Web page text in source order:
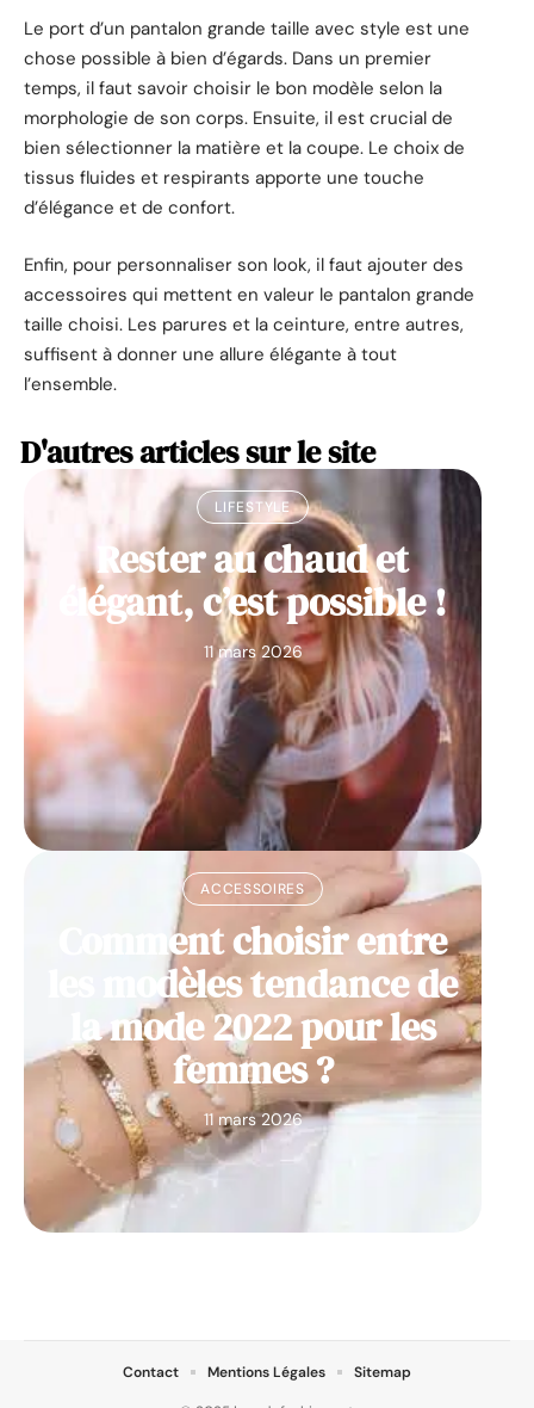
Le port d’un pantalon grande taille avec style est une
chose possible à bien d’égards. Dans un premier
temps, il faut savoir choisir le bon modèle selon la
morphologie de son corps. Ensuite, il est crucial de
bien sélectionner la matière et la coupe. Le choix de
tissus fluides et respirants apporte une touche
d’élégance et de confort.
Enfin, pour personnaliser son look, il faut ajouter des
accessoires qui mettent en valeur le pantalon grande
taille choisi. Les parures et la ceinture, entre autres,
suffisent à donner une allure élégante à tout
l’ensemble.
D'autres articles sur le site
LIFESTYLE
Rester au chaud et
élégant, c’est possible !
11 mars 2026
ACCESSOIRES
Comment choisir entre
les modèles tendance de
la mode 2022 pour les
femmes ?
11 mars 2026
Contact Mentions Légales Sitemap